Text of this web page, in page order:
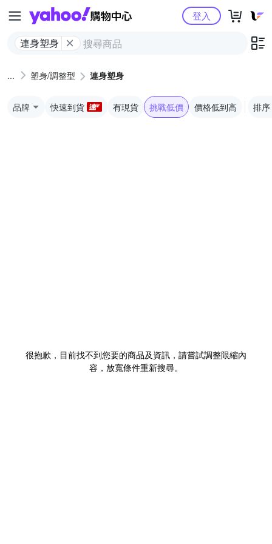
Yahoo購物中心
連身塑身
登入
塑身/調整型 連身塑身
品牌 快速到貨 有現貨 挑戰低價 價格低到高 排序
很抱歉，目前找不到您要的商品及資訊，請嘗試調整限縮內
容，放寬條件重新搜尋。